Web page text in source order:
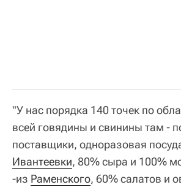
"У нас порядка 140 точек по
всей говядины и свинины там -
поставщики, одноразовая
Ивантеевки, 80% сыра и 100%
-из Раменского, 60% салатов и